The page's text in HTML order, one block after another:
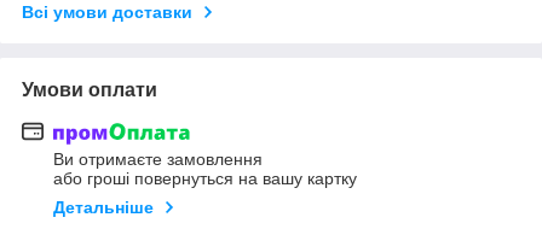
Всі умови доставки
Умови оплати
Ви отримаєте замовлення
або гроші повернуться на вашу картку
Детальніше